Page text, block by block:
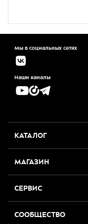
Мы в социальных сетях
Наши каналы
КАТАЛОГ
МАГАЗИН
СЕРВИС
СООБЩЕСТВО